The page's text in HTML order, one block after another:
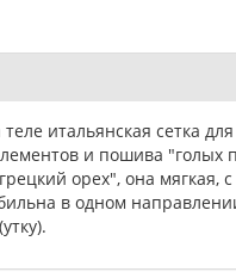
итальянская сетка для
и пошива "голых
орех", она мягкая,
в одном